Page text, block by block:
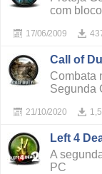
com
17/06/2009
Call of
Combata
Segunda
21/10/2020
Left 4
A
PC